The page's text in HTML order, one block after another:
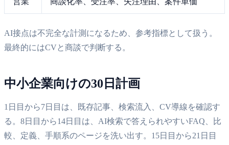
AI接点は不完全な計測になるため、参考指標として扱う。
最終的にはCVと商談で判断する。
中小企業向けの30日計画
1日目から7日目は、既存記事、検索流入、CV導線を確認す
る。8日目から14日目は、AI検索で答えられやすいFAQ、比
較、定義、手順系のページを洗い出す。15日目から21日目